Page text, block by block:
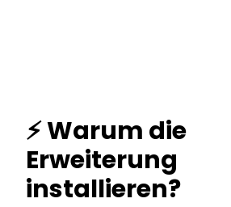
⚡ Warum die
Erweiterung
installieren?